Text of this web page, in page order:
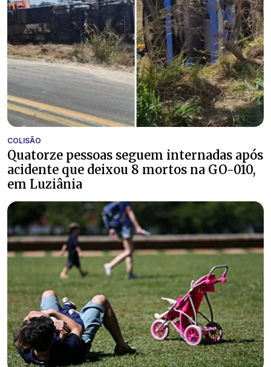
COLISÃO
Quatorze pessoas seguem internadas após
acidente que deixou 8 mortos na GO-010,
em Luziânia